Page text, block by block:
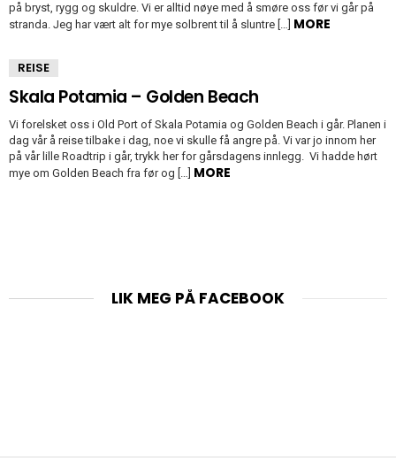
på bryst, rygg og skuldre. Vi er alltid nøye med å smøre oss før vi går på
stranda. Jeg har vært alt for mye solbrent til å sluntre […] MORE
REISE
Skala Potamia – Golden Beach
Vi forelsket oss i Old Port of Skala Potamia og Golden Beach i går. Planen i
dag vår å reise tilbake i dag, noe vi skulle få angre på. Vi var jo innom her
på vår lille Roadtrip i går, trykk her for gårsdagens innlegg. Vi hadde hørt
mye om Golden Beach fra før og […] MORE
LIK MEG PÅ FACEBOOK